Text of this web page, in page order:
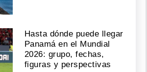
Hasta dónde puede llegar
Panamá en el Mundial
2026: grupo, fechas,
figuras y perspectivas